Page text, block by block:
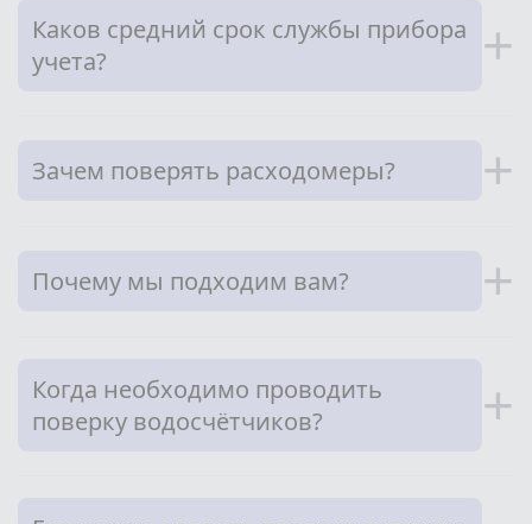
Бонусы
Каков средний срок службы прибора
учета?
+
Зачем поверять расходомеры? +
Почему мы подходим вам? +
Когда необходимо проводить
поверку водосчётчиков?
+